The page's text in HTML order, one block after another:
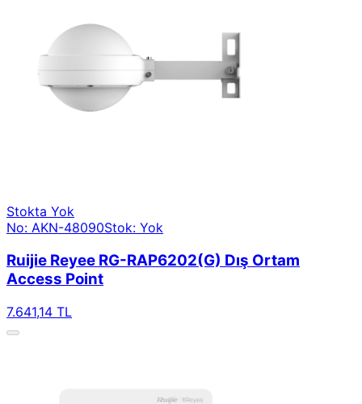
Stokta Yok
No: AKN-48090Stok: Yok
Ruijie Reyee RG-RAP6202(G) Dış Ortam
Access Point
7.641,14 TL